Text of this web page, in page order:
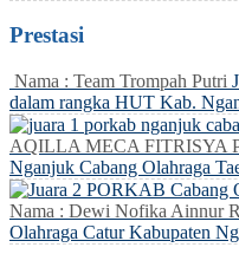
Prestasi
Nama : Team Trompah Putri
dalam rangka HUT Kab.
AQILLA MECA FITRISYA
Nganjuk Cabang Olahraga
Nama : Dewi Nofika Ainnur
Olahraga Catur Kabupaten